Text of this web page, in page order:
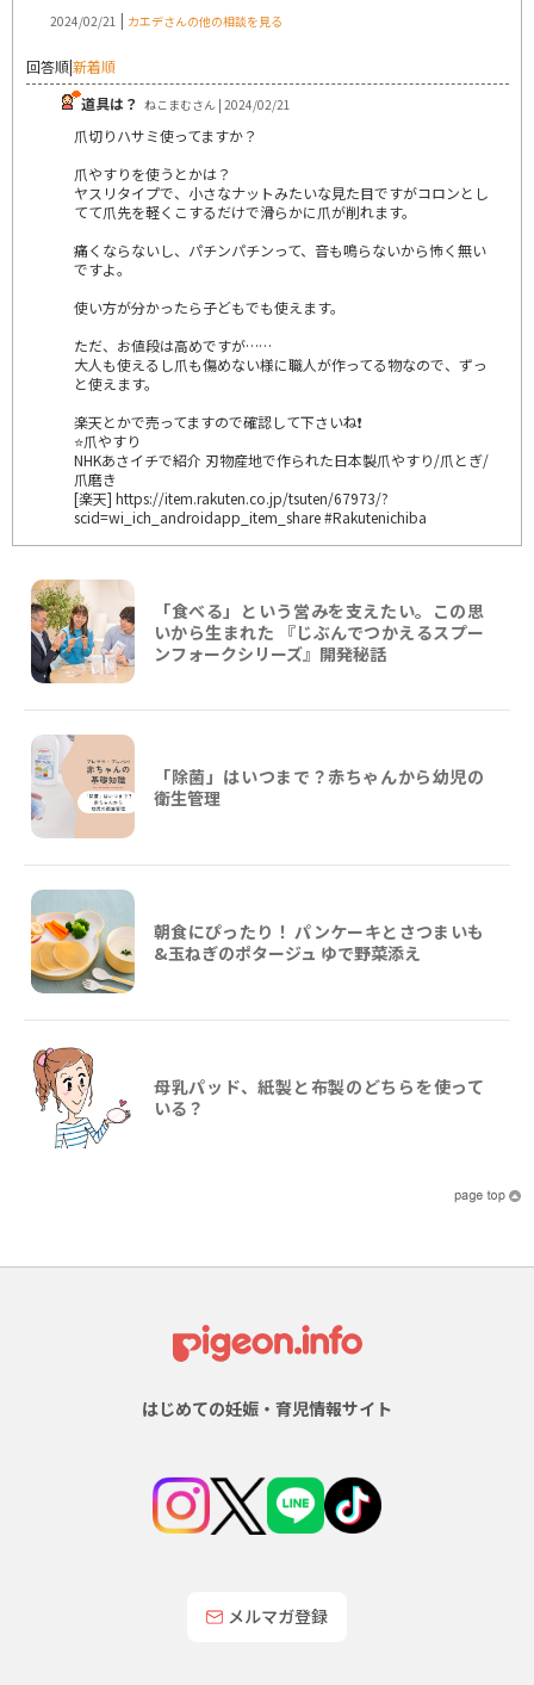
2024/02/21 | カエデさんの他の相談を見る
回答順|新着順
道具は？ ねこまむさん | 2024/02/21
爪切りハサミ使ってますか？
爪やすりを使うとかは？
ヤスリタイプで、小さなナットみたいな見た目ですがコロンとし
てて爪先を軽くこするだけで滑らかに爪が削れます。
痛くならないし、パチンパチンって、音も鳴らないから怖く無い
ですよ。
使い方が分かったら子どもでも使えます。
ただ、お値段は高めですが……
大人も使えるし爪も傷めない様に職人が作ってる物なので、ずっ
と使えます。
楽天とかで売ってますので確認して下さいね❗
⭐爪やすり
NHKあさイチで紹介 刃物産地で作られた日本製爪やすり/爪とぎ/
爪磨き
[楽天] https://item.rakuten.co.jp/tsuten/67973/?
scid=wi_ich_androidapp_item_share #Rakutenichiba
「食べる」という営みを支えたい。この思
いから生まれた 『じぶんでつかえるスプー
ンフォークシリーズ』開発秘話
「除菌」はいつまで？赤ちゃんから幼児の
衛生管理
朝食にぴったり！ パンケーキとさつまいも
&玉ねぎのポタージュ ゆで野菜添え
母乳パッド、紙製と布製のどちらを使って
いる？
はじめての妊娠・育児情報サイト
メルマガ登録